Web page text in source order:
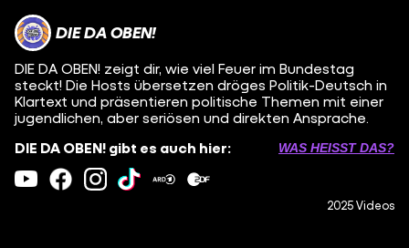
DIE DA OBEN!
DIE DA OBEN! zeigt dir, wie viel Feuer im Bundestag
steckt! Die Hosts übersetzen dröges Politik-Deutsch in
Klartext und präsentieren politische Themen mit einer
jugendlichen, aber seriösen und direkten Ansprache.
DIE DA OBEN! gibt es auch hier:
WAS HEISST DAS?
2025 Videos